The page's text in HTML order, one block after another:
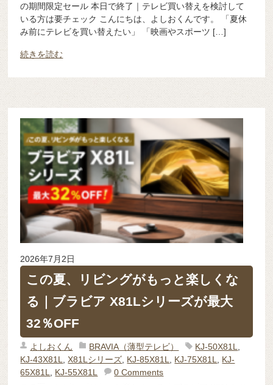
の期間限定セール 本日で終了｜テレビ買い替えを検討して
いる方は要チェック こんにちは、よしおくんです。 「夏休
み前にテレビを買い替えたい」 「映画やスポーツ […]
続きを読む
2026年7月2日
この夏、リビングがもっと楽しくな
る｜ブラビア X81Lシリーズが最大
32％OFF
よしおくん BRAVIA（薄型テレビ） KJ-50X81L
KJ-43X81L
,X81Lシリーズ KJ-85X81L KJ-75X81L
KJ-
65X81L
KJ-55X81L
0 Comments